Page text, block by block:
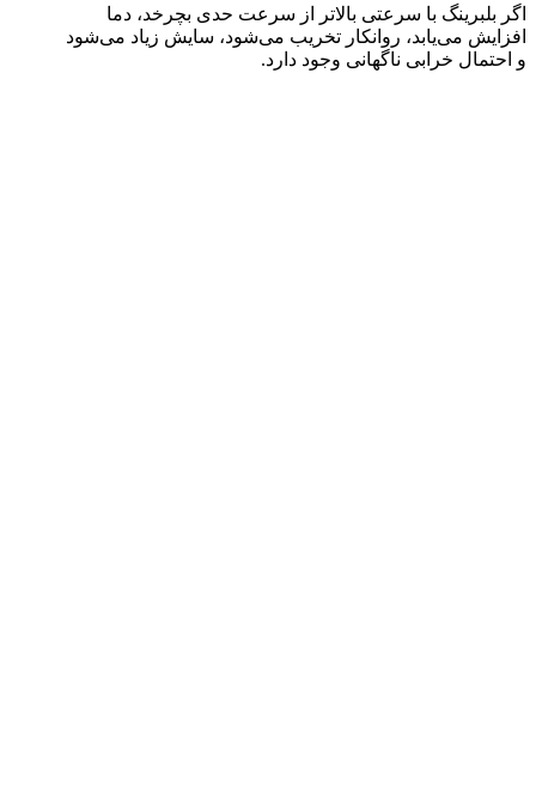
اگر بلبرینگ با سرعتی بالاتر از سرعت حدی بچرخد، دما
افزایش می‌یابد، روانکار تخریب می‌شود، سایش زیاد می‌شود
و احتمال خرابی ناگهانی وجود دارد.